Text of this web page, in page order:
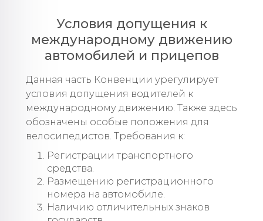
Условия допущения к
международному движению
автомобилей и прицепов
Данная часть Конвенции урегулирует
условия допущения водителей к
международному движению. Также здесь
обозначены особые положения для
велосипедистов. Требования к:
Регистрации транспортного
средства.
Размещению регистрационного
номера на автомобиле.
Наличию отличительных знаков